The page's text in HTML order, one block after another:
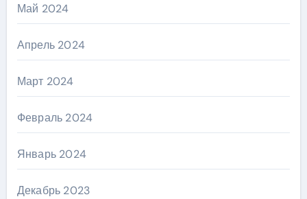
Май 2024
Апрель 2024
Март 2024
Февраль 2024
Январь 2024
Декабрь 2023